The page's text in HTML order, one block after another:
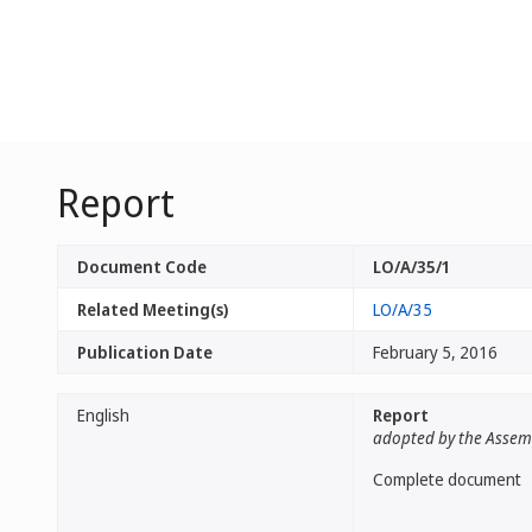
Report
Document Code
LO/A/35/1
Related Meeting(s)
LO/A/35
Publication Date
February 5, 2016
English
Report
adopted by the
Complete document